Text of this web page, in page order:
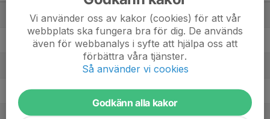
1. Wä IF 0 0
2. Bjärnums GoIF/Vittsjö GIK 0 0
3. Edenryds IF (HJ) 0
4. Degeberga GoIF/Tollarps IF 0 0
5. Tyringe IF 0 0
Vi använder oss av kakor (cookies) för att vår
webbplats ska fungera bra för dig. De används
även för webbanalys i syfte att hjälpa oss att
förbättra våra tjänster.
Så använder vi cookies
Godkänn alla kakor